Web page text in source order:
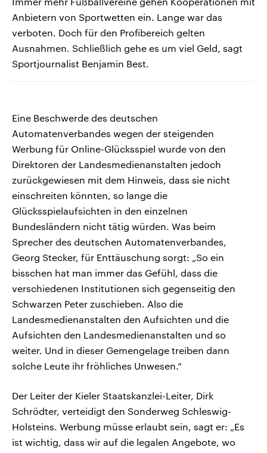
Anbietern von Sportwetten ein. Lange war das
verboten. Doch für den Profibereich gelten
Ausnahmen. Schließlich gehe es um viel Geld, sagt
Sportjournalist Benjamin Best.
Eine Beschwerde des deutschen
Automatenverbandes wegen der steigenden
Werbung für Online-Glücksspiel wurde von den
Direktoren der Landesmedienanstalten jedoch
zurückgewiesen mit dem Hinweis, dass sie nicht
einschreiten könnten, so lange die
Glücksspielaufsichten in den einzelnen
Bundesländern nicht tätig würden. Was beim
Sprecher des deutschen Automatenverbandes,
Georg Stecker, für Enttäuschung sorgt: „So ein
bisschen hat man immer das Gefühl, dass die
verschiedenen Institutionen sich gegenseitig den
Schwarzen Peter zuschieben. Also die
Landesmedienanstalten den Aufsichten und die
Aufsichten den Landesmedienanstalten und so
weiter. Und in dieser Gemengelage treiben dann
solche Leute ihr fröhliches Unwesen.“
Der Leiter der Kieler Staatskanzlei-Leiter, Dirk
Schrödter, verteidigt den Sonderweg Schleswig-
Holsteins. Werbung müsse erlaubt sein, sagt er: „Es
ist wichtig, dass wir auf die legalen Angebote, wo